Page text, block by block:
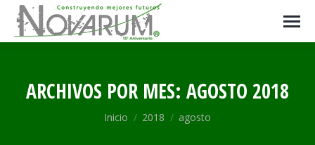
ARCHIVOS POR MES: AGOSTO 2018
Estás aquí:
Inicio 2018 agosto